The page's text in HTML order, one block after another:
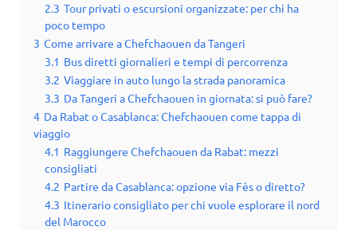
2.3 Tour privati o escursioni organizzate: per chi ha
poco tempo
3 Come arrivare a Chefchaouen da Tangeri
3.1 Bus diretti giornalieri e tempi di percorrenza
3.2 Viaggiare in auto lungo la strada panoramica
3.3 Da Tangeri a Chefchaouen in giornata: si può fare?
4 Da Rabat o Casablanca: Chefchaouen come tappa di
viaggio
4.1 Raggiungere Chefchaouen da Rabat: mezzi
consigliati
4.2 Partire da Casablanca: opzione via Fès o diretto?
4.3 Itinerario consigliato per chi vuole esplorare il nord
del Marocco